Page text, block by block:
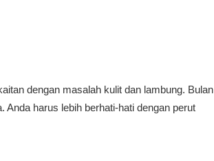
dengan masalah kulit dan lambung. Bulan
harus lebih berhati-hati dengan perut